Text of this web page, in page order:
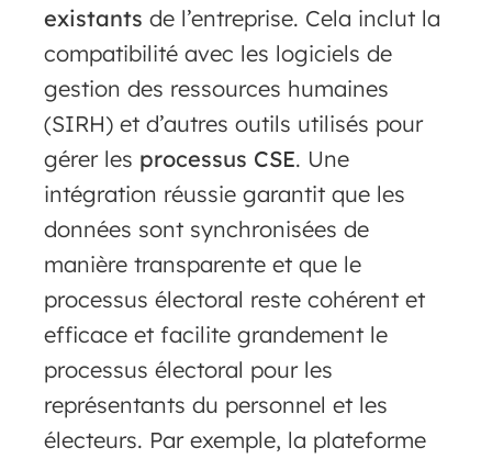
existants de l’entreprise. Cela inclut la
compatibilité avec les logiciels de
gestion des ressources humaines
(SIRH) et d’autres outils utilisés pour
gérer les processus CSE. Une
intégration réussie garantit que les
données sont synchronisées de
manière transparente et que le
processus électoral reste cohérent et
efficace et facilite grandement le
processus électoral pour les
représentants du personnel et les
électeurs. Par exemple, la plateforme